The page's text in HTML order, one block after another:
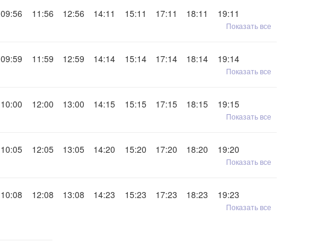
09:56 11:56 12:56 14:11 15:11 17:11 18:11
19:11
Показать все
09:59 11:59 12:59 14:14 15:14 17:14 18:14
19:14
Показать все
10:00 12:00 13:00 14:15 15:15 17:15 18:15
19:15
Показать все
10:05 12:05 13:05 14:20 15:20 17:20 18:20
19:20
Показать все
10:08 12:08 13:08 14:23 15:23 17:23 18:23
19:23
Показать все